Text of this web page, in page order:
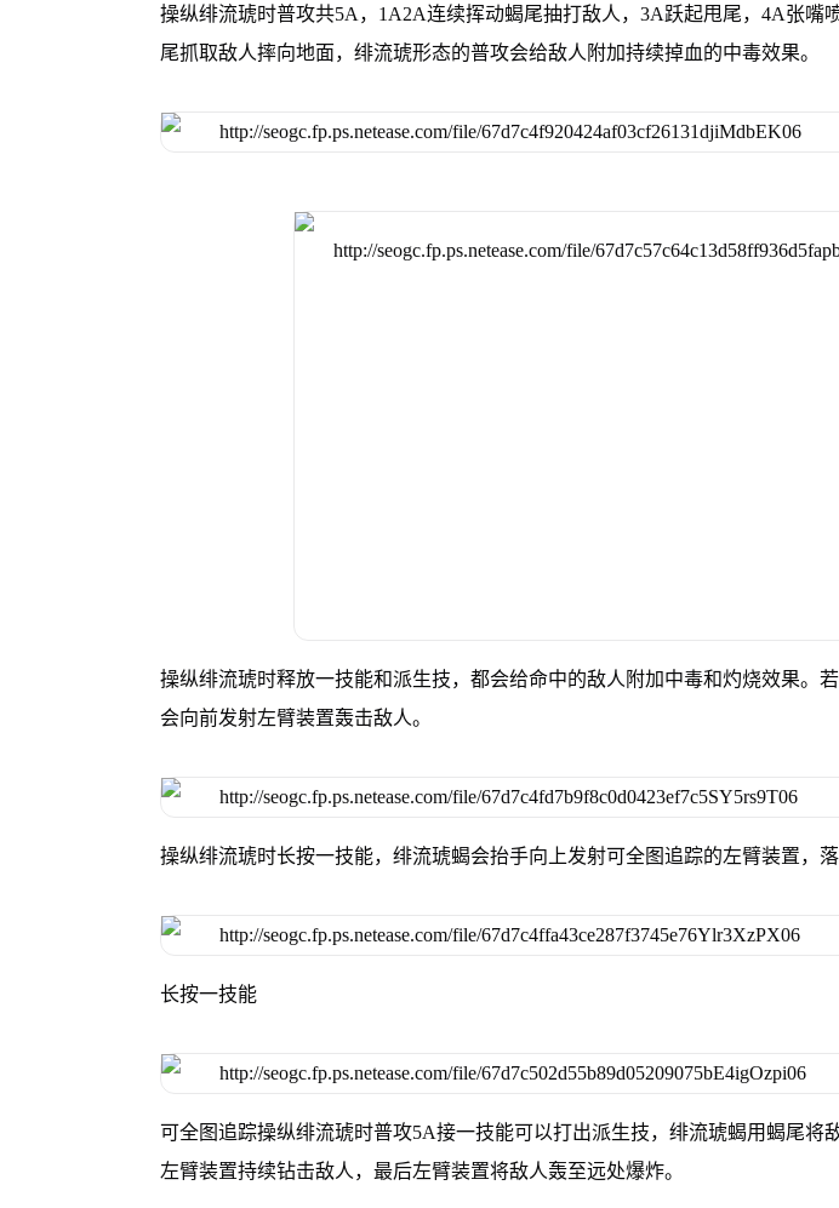
操纵绯流琥时普攻共5A，1A2A连续挥动蝎尾抽打敌人，3A跃起甩尾，4A张嘴
尾抓取敌人摔向地面，绯流琥形态的普攻会给敌人附加持续掉血的中毒效果。
操纵绯流琥时释放一技能和派生技，都会给命中的敌人附加中毒和灼烧效果。
会向前发射左臂装置轰击敌人。
操纵绯流琥时长按一技能，绯流琥蝎会抬手向上发射可全图追踪的左臂装置，落
长按一技能
可全图追踪操纵绯流琥时普攻5A接一技能可以打出派生技，绯流琥蝎用蝎尾将
左臂装置持续钻击敌人，最后左臂装置将敌人轰至远处爆炸。